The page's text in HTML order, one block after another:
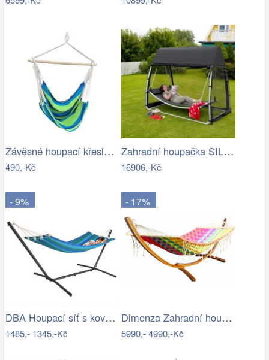
Závěsné houpací křeslo Cozyz pásek modrá
490,-Kč
Zahradní houpačka SILASS - GD
16906,-Kč
- 9%
DBA Houpací síť s kovovým rámem 200 x…
1485,-1345,-Kč
- 17%
Dimenza Zahradní houpací síť MOON -…
5990,-4990,-Kč